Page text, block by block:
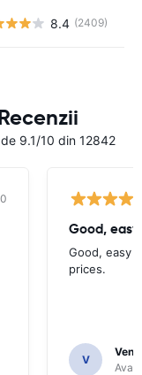
8.4 (2409)
9.1/10 din 12842
Good,
Good, easy
prices.
V